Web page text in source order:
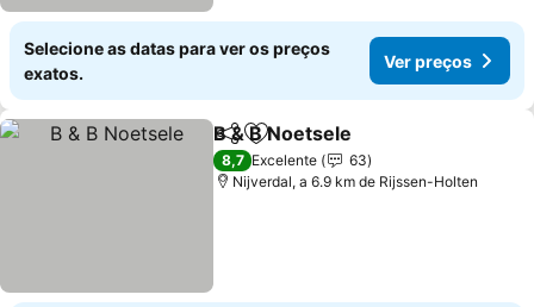
Selecione as datas para ver os preços
exatos.
Ver preços
PartilharAdicionar aos favoritos
B & B Noetsele
8,7 Excelente
63
Nijverdal, a 6.9 km de Rijssen-Holten